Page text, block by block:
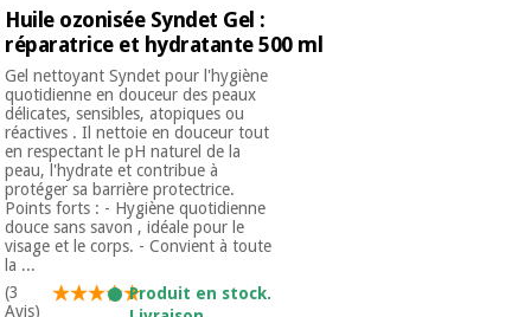
Académie
Tech
Fisaude
Armoires
thérapeutiques
Matériel de
protection
essentiel
pour les
coronavirus
Aérobic,
fitness
Outlet
Académie
Tech
Fisaude
traditionnelle
chinoise
Mobilier
clinique
Armoires
thérapeutiques
Huile ozonisée Syndet Gel :
réparatrice et hydratante 500 ml
Gel nettoyant Syndet pour l'hygiène
quotidienne en douceur des peaux
délicates, sensibles, atopiques ou
réactives . Il nettoie en douceur tout
en respectant le pH naturel de la
peau, l'hydrate et contribue à
protéger sa barrière protectrice.
Points forts : - Hygiène quotidienne
douce sans savon , idéale pour le
visage et le corps. - Convient à toute
la ...
(3
Avis)
Produit en stock.